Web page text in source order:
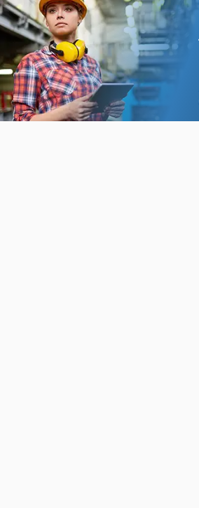
International 1486